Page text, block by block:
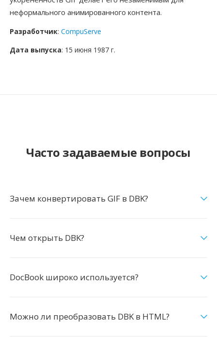
неформального анимированного контента.
Разработчик: CompuServe
Дата выпуска: 15 июня 1987 г.
Часто задаваемые вопросы
Зачем конвертировать GIF в DBK?
Чем открыть DBK?
DocBook широко используется?
Можно ли преобразовать DBK в HTML?